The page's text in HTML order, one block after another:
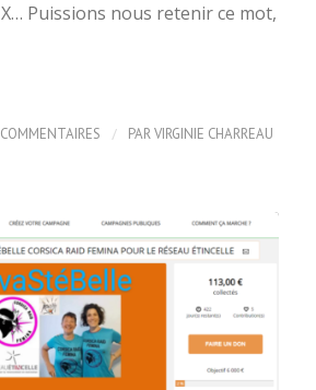
Puissions nous retenir ce mot,
/ PARVIRGINIE CHARREAU